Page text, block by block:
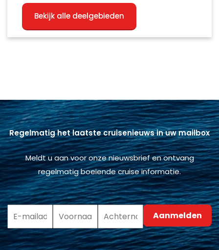
Bekijk alle deelgebieden
Regelmatig het laatste cruisenieuws in uw mailbox
Meldt u aan voor onze nieuwsbrief en ontvang
regelmatig boeiende cruise informatie.